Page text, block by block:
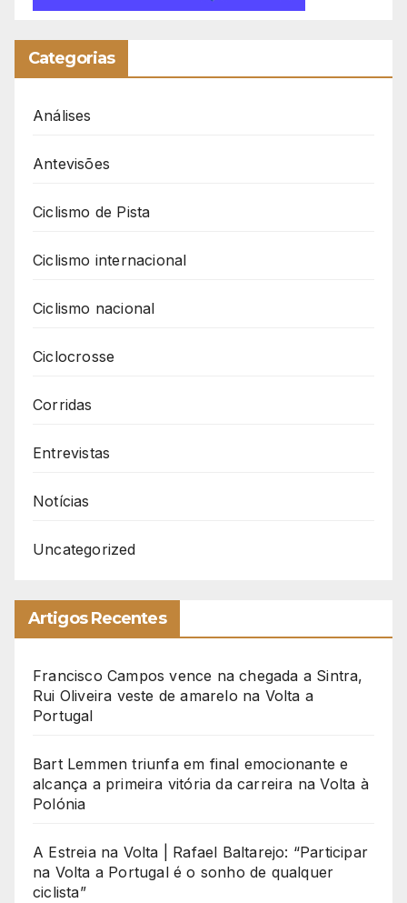
Categorias
Análises
Antevisões
Ciclismo de Pista
Ciclismo internacional
Ciclismo nacional
Ciclocrosse
Corridas
Entrevistas
Notícias
Uncategorized
Artigos Recentes
Francisco Campos vence na chegada a Sintra,
Rui Oliveira veste de amarelo na Volta a
Portugal
Bart Lemmen triunfa em final emocionante e
alcança a primeira vitória da carreira na Volta à
Polónia
A Estreia na Volta | Rafael Baltarejo: “Participar
na Volta a Portugal é o sonho de qualquer
ciclista”